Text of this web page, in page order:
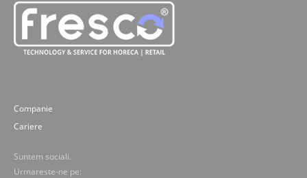
pe
mail.
Companie
Cariere
Suntem sociali.
Urmareste-ne pe: